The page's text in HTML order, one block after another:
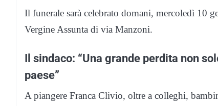
Il funerale sarà celebrato domani, mercoledì 10
Vergine Assunta di via Manzoni.
Il sindaco: “Una grande perdita non
paese”
A piangere Franca Clivio, oltre a colleghi,